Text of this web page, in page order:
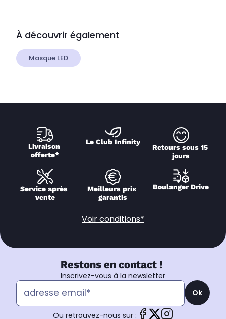
À découvrir également
Masque LED
Livraison
offerte*
Le Club Infinity
Retours sous 15
jours
Service après
vente
Meilleurs prix
garantis
Boulanger Drive
Voir conditions*
Restons en contact !
Inscrivez-vous à la newsletter
Ok
Ou retrouvez-nous sur :